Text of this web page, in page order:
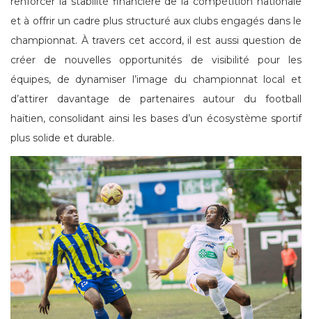
et à offrir un cadre plus structuré aux clubs engagés dans le
championnat. À travers cet accord, il est aussi question de
créer de nouvelles opportunités de visibilité pour les
équipes, de dynamiser l’image du championnat local et
d’attirer davantage de partenaires autour du football
haïtien, consolidant ainsi les bases d’un écosystème sportif
plus solide et durable.